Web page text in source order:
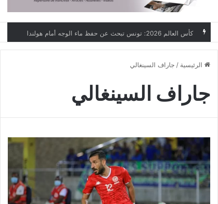
كأس العالم 2026: تونس تبحث عن حفظ ماء الوجه أمام هولندا
الرئيسية / جاراف السينغالي
جاراف السينغالي